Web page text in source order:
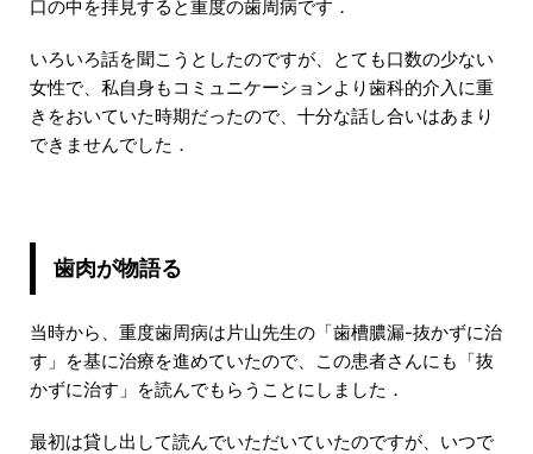
口の中を拝見すると重度の歯周病です．
いろいろ話を聞こうとしたのですが、とても口数の少ない
女性で、私自身もコミュニケーションより歯科的介入に重
きをおいていた時期だったので、十分な話し合いはあまり
できませんでした．
歯肉が物語る
当時から、重度歯周病は片山先生の「歯槽膿漏-抜かずに治
す」を基に治療を進めていたので、この患者さんにも「抜
かずに治す」を読んでもらうことにしました．
最初は貸し出して読んでいただいていたのですが、いつで